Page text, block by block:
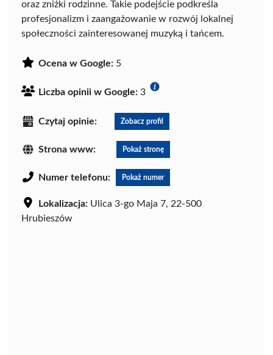
oraz zniżki rodzinne. Takie podejście podkreśla
profesjonalizm i zaangażowanie w rozwój lokalnej
społeczności zainteresowanej muzyką i tańcem.
Ocena w Google: 5
Liczba opinii w Google: 3
Czytaj opinie: Zobacz profil
Strona www: Pokaż stronę
Numer telefonu: Pokaż numer
Lokalizacja: Ulica 3-go Maja 7, 22-500
Hrubieszów